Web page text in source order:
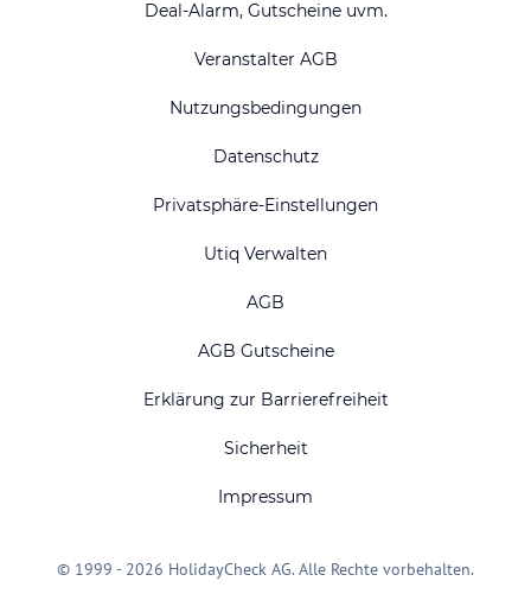
Deal-Alarm, Gutscheine uvm.
Veranstalter AGB
Nutzungsbedingungen
Datenschutz
Privatsphäre-Einstellungen
Utiq Verwalten
AGB
AGB Gutscheine
Erklärung zur Barrierefreiheit
Sicherheit
Impressum
© 1999 - 2026 HolidayCheck AG. Alle Rechte vorbehalten.